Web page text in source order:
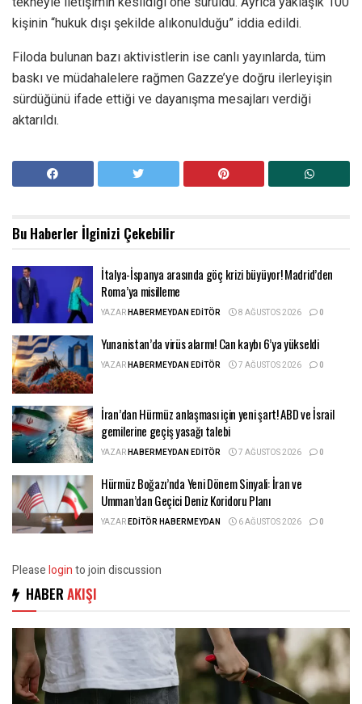
kişinin “hukuk dışı şekilde alıkonulduğu” iddia edildi.
Filoda bulunan bazı aktivistlerin ise canlı yayınlarda, tüm
baskı ve müdahalelere rağmen Gazze’ye doğru ilerleyişin
sürdüğünü ifade ettiği ve dayanışma mesajları verdiği
aktarıldı.
Bu Haberler İlginizi Çekebilir
İtalya-İspanya arasında göç krizi büyüyor! Madrid’den
Roma’ya misilleme
YAZARHABERMEYDAN EDITÖR 8 AĞUSTOS 2026 0
Yunanistan’da virüs alarmı! Can kaybı 6’ya yükseldi
YAZARHABERMEYDAN EDITÖR 7 AĞUSTOS 2026 0
İran’dan Hürmüz anlaşması için yeni şart! ABD ve İsrail
gemilerine geçiş yasağı talebi
YAZARHABERMEYDAN EDITÖR 7 AĞUSTOS 2026 0
Hürmüz Boğazı’nda Yeni Dönem Sinyali: İran ve
Umman’dan Geçici Deniz Koridoru Planı
YAZAREDITÖR HABERMEYDAN 6 AĞUSTOS 2026 0
Pleaseloginto join discussion
HABER AKIŞI